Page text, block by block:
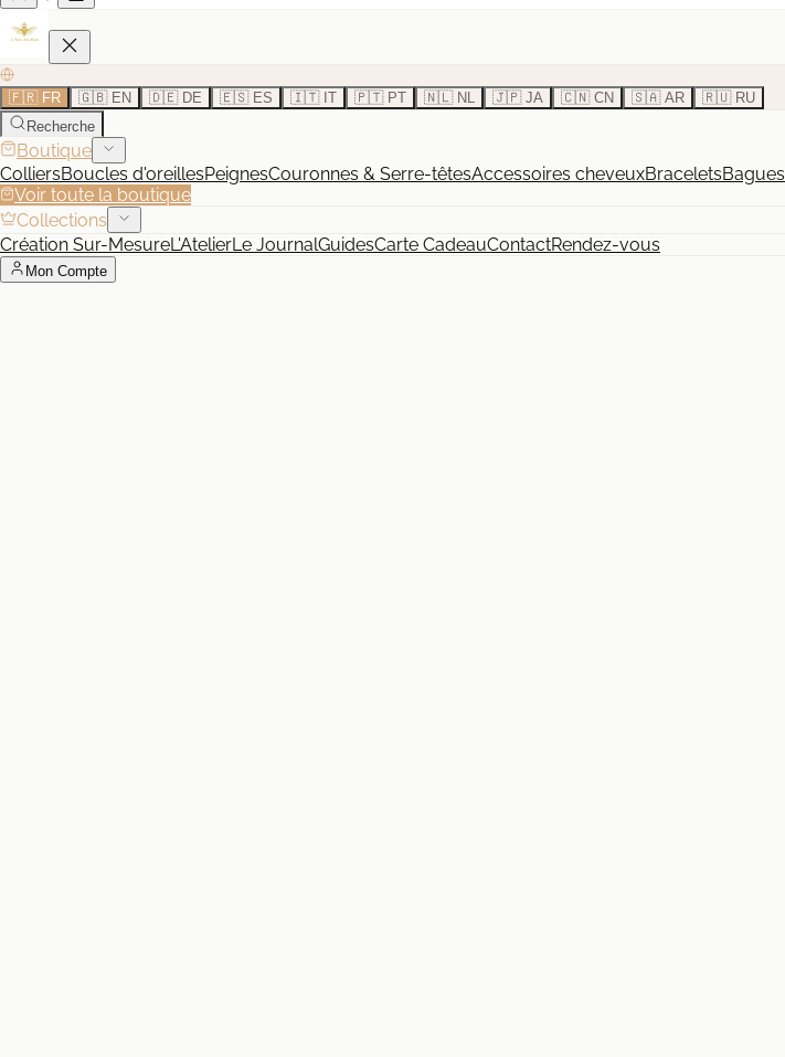
🇫🇷 FR 🇬🇧 EN 🇩🇪 DE 🇪🇸 ES 🇮🇹 IT 🇵🇹 PT 🇳🇱 NL 🇯🇵 JA 🇨🇳 CN 🇸🇦 AR
🇷🇺 RU
Recherche
Boutique
ColliersBoucles d'oreillesPeignesCouronnes & Serre-têtesAccessoires cheveuxBraceletsBagues
Voir toute la boutique
Collections
Création Sur-MesureL'AtelierLe JournalGuidesCarte CadeauContactRendez-vous
Mon Compte